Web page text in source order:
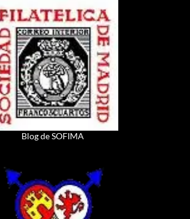
Blog de SOFIMA